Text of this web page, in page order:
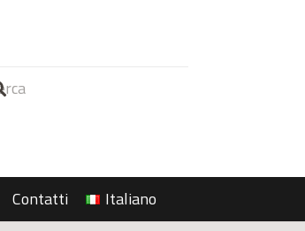
Contatti Italiano